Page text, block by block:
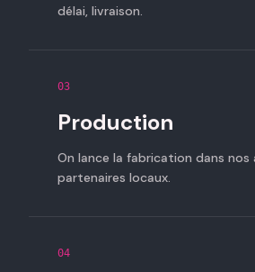
délai, livraison.
03
Production
On lance la fabrication dans nos
partenaires locaux.
04